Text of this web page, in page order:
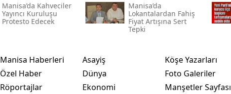
Manisa’da Kahveciler
Yayıncı Kuruluşu
Protesto Edecek
Manisa’da
Lokantalardan Fahiş
Fiyat Artışına Sert
Tepki
Manisa Haberleri
Özel Haber
Röportajlar
Asayiş
Dünya
Ekonomi
Köşe Yazarları
Foto Galeriler
Manşetler Sayfası